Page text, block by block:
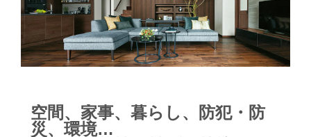
空間、家事、暮らし、防犯・防
災、環境